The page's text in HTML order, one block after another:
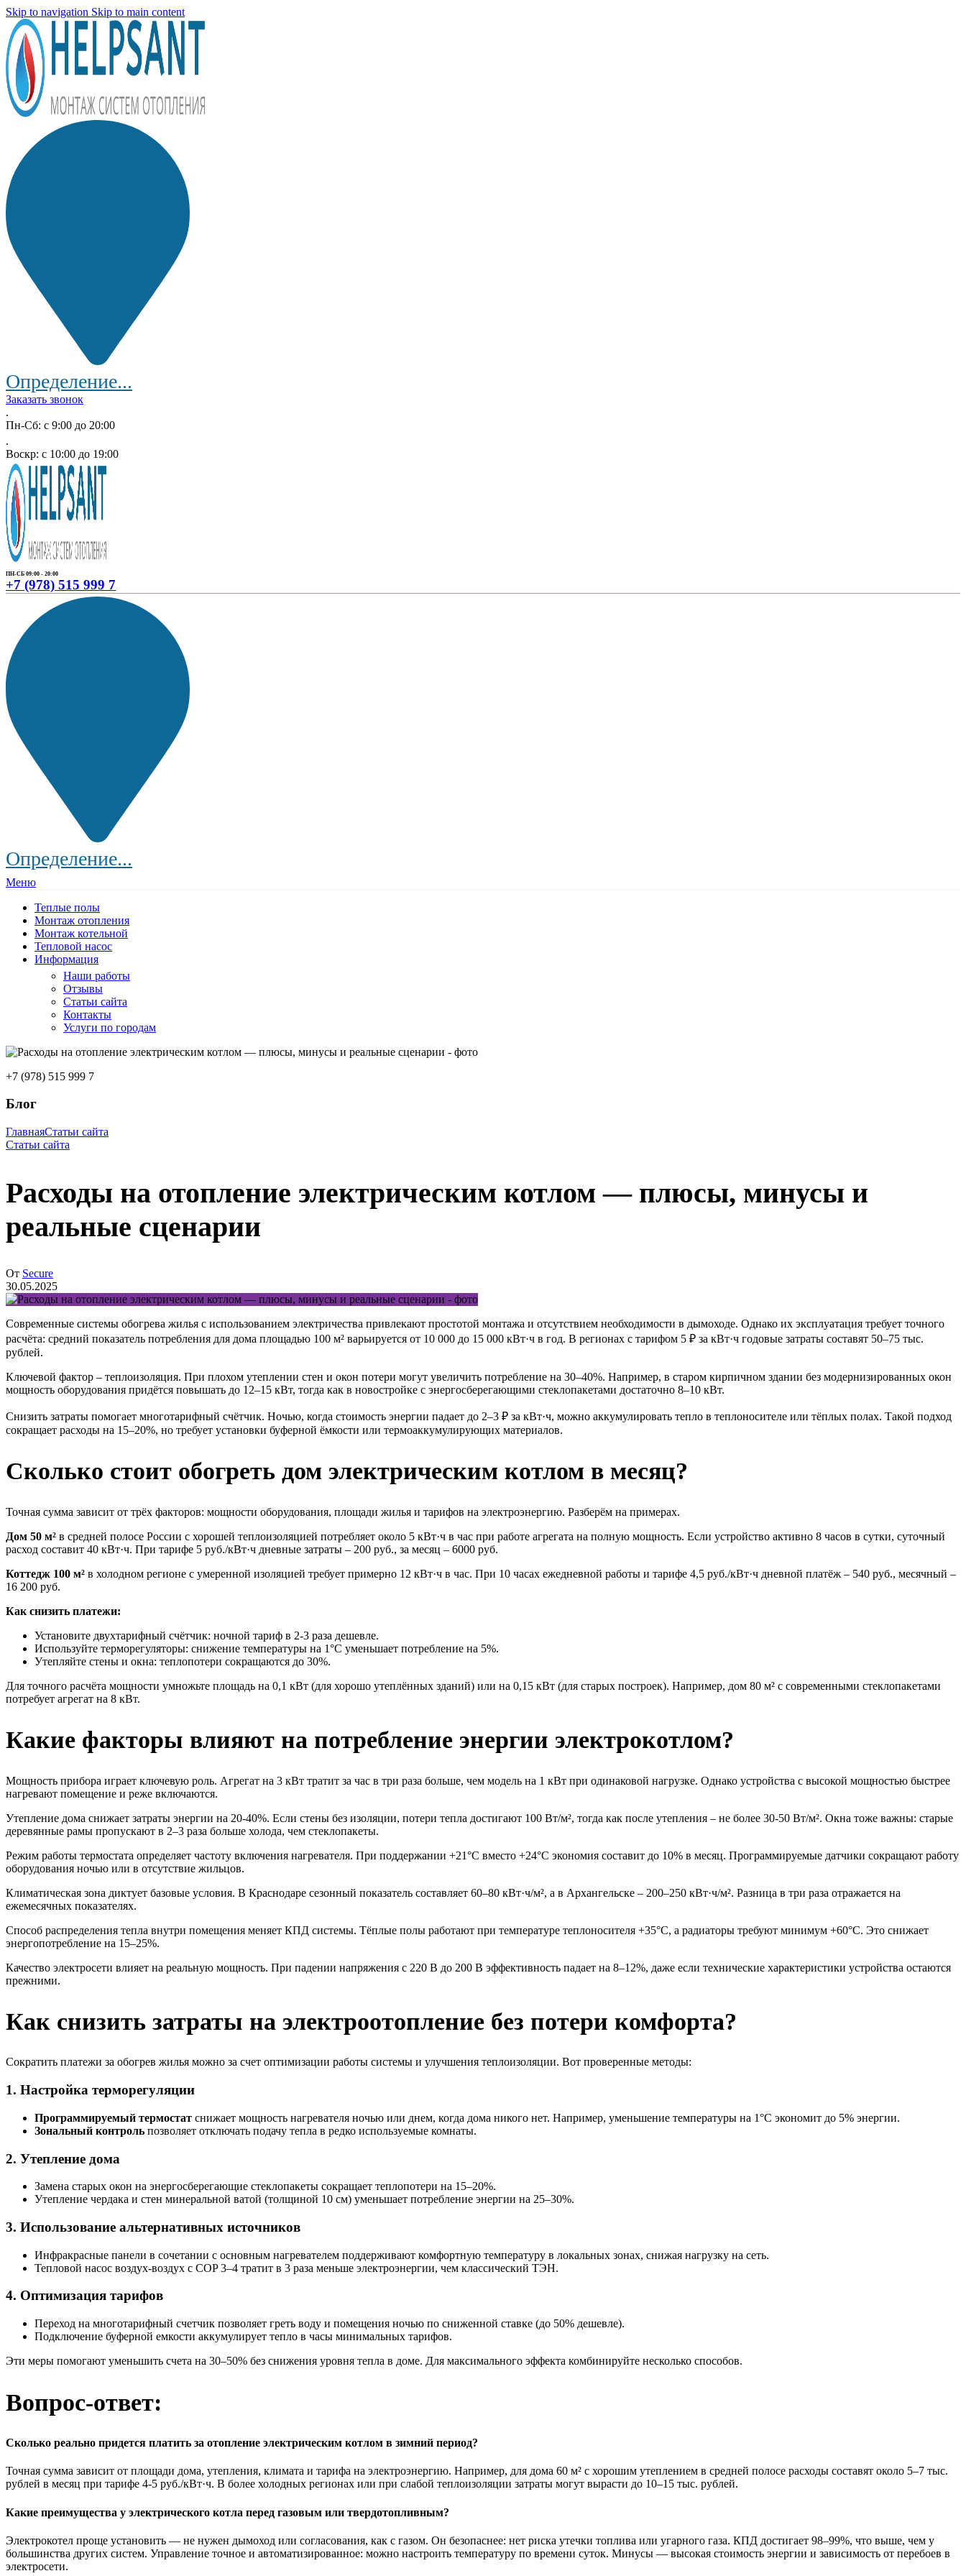
Skip to navigation Skip to main content
Определение...
Заказать звонок
.
Пн-Сб: с 9:00 до 20:00
.
Воскр: с 10:00 до 19:00
ПН-СБ 09:00 - 20:00
+7 (978) 515 999 7
Определение...
Меню
Теплые полы
Монтаж отопления
Монтаж котельной
Тепловой насос
Информация
Наши работы
Отзывы
Статьи сайта
Контакты
Услуги по городам
+7 (978) 515 999 7
Блог
ГлавнаяСтатьи сайта
Статьи сайта
Расходы на отопление электрическим котлом — плюсы, минусы и
реальные сценарии
От Secure
30.05.2025
Современные системы обогрева жилья с использованием электричества привлекают простотой монтажа и отсутствием необходимости в дымоходе. Однако их эксплуатация требует точного
расчёта: средний показатель потребления для дома площадью 100 м² варьируется от 10 000 до 15 000 кВт·ч в год. В регионах с тарифом 5 ₽ за кВт·ч годовые затраты составят 50–75 тыс.
рублей.
Ключевой фактор – теплоизоляция. При плохом утеплении стен и окон потери могут увеличить потребление на 30–40%. Например, в старом кирпичном здании без модернизированных окон
мощность оборудования придётся повышать до 12–15 кВт, тогда как в новостройке с энергосберегающими стеклопакетами достаточно 8–10 кВт.
Снизить затраты помогает многотарифный счётчик. Ночью, когда стоимость энергии падает до 2–3 ₽ за кВт·ч, можно аккумулировать тепло в теплоносителе или тёплых полах. Такой подход
сокращает расходы на 15–20%, но требует установки буферной ёмкости или термоаккумулирующих материалов.
Сколько стоит обогреть дом электрическим котлом в месяц?
Точная сумма зависит от трёх факторов: мощности оборудования, площади жилья и тарифов на электроэнергию. Разберём на примерах.
Дом 50 м² в средней полосе России с хорошей теплоизоляцией потребляет около 5 кВт·ч в час при работе агрегата на полную мощность. Если устройство активно 8 часов в сутки, суточный
расход составит 40 кВт·ч. При тарифе 5 руб./кВт·ч дневные затраты – 200 руб., за месяц – 6000 руб.
Коттедж 100 м² в холодном регионе с умеренной изоляцией требует примерно 12 кВт·ч в час. При 10 часах ежедневной работы и тарифе 4,5 руб./кВт·ч дневной платёж – 540 руб., месячный –
16 200 руб.
Как снизить платежи:
Установите двухтарифный счётчик: ночной тариф в 2-3 раза дешевле.
Используйте терморегуляторы: снижение температуры на 1°C уменьшает потребление на 5%.
Утепляйте стены и окна: теплопотери сокращаются до 30%.
Для точного расчёта мощности умножьте площадь на 0,1 кВт (для хорошо утеплённых зданий) или на 0,15 кВт (для старых построек). Например, дом 80 м² с современными стеклопакетами
потребует агрегат на 8 кВт.
Какие факторы влияют на потребление энергии электрокотлом?
Мощность прибора играет ключевую роль. Агрегат на 3 кВт тратит за час в три раза больше, чем модель на 1 кВт при одинаковой нагрузке. Однако устройства с высокой мощностью быстрее
нагревают помещение и реже включаются.
Утепление дома снижает затраты энергии на 20-40%. Если стены без изоляции, потери тепла достигают 100 Вт/м², тогда как после утепления – не более 30-50 Вт/м². Окна тоже важны: старые
деревянные рамы пропускают в 2–3 раза больше холода, чем стеклопакеты.
Режим работы термостата определяет частоту включения нагревателя. При поддержании +21°C вместо +24°C экономия составит до 10% в месяц. Программируемые датчики сокращают работу
оборудования ночью или в отсутствие жильцов.
Климатическая зона диктует базовые условия. В Краснодаре сезонный показатель составляет 60–80 кВт·ч/м², а в Архангельске – 200–250 кВт·ч/м². Разница в три раза отражается на
ежемесячных показателях.
Способ распределения тепла внутри помещения меняет КПД системы. Тёплые полы работают при температуре теплоносителя +35°C, а радиаторы требуют минимум +60°C. Это снижает
энергопотребление на 15–25%.
Качество электросети влияет на реальную мощность. При падении напряжения с 220 В до 200 В эффективность падает на 8–12%, даже если технические характеристики устройства остаются
прежними.
Как снизить затраты на электроотопление без потери комфорта?
Сократить платежи за обогрев жилья можно за счет оптимизации работы системы и улучшения теплоизоляции. Вот проверенные методы:
1. Настройка терморегуляции
Программируемый термостат снижает мощность нагревателя ночью или днем, когда дома никого нет. Например, уменьшение температуры на 1°C экономит до 5% энергии.
Зональный контроль позволяет отключать подачу тепла в редко используемые комнаты.
2. Утепление дома
Замена старых окон на энергосберегающие стеклопакеты сокращает теплопотери на 15–20%.
Утепление чердака и стен минеральной ватой (толщиной 10 см) уменьшает потребление энергии на 25–30%.
3. Использование альтернативных источников
Инфракрасные панели в сочетании с основным нагревателем поддерживают комфортную температуру в локальных зонах, снижая нагрузку на сеть.
Тепловой насос воздух-воздух с COP 3–4 тратит в 3 раза меньше электроэнергии, чем классический ТЭН.
4. Оптимизация тарифов
Переход на многотарифный счетчик позволяет греть воду и помещения ночью по сниженной ставке (до 50% дешевле).
Подключение буферной емкости аккумулирует тепло в часы минимальных тарифов.
Эти меры помогают уменьшить счета на 30–50% без снижения уровня тепла в доме. Для максимального эффекта комбинируйте несколько способов.
Вопрос-ответ:
Сколько реально придется платить за отопление электрическим котлом в зимний период?
Точная сумма зависит от площади дома, утепления, климата и тарифа на электроэнергию. Например, для дома 60 м² с хорошим утеплением в средней полосе расходы составят около 5–7 тыс.
рублей в месяц при тарифе 4-5 руб./кВт·ч. В более холодных регионах или при слабой теплоизоляции затраты могут вырасти до 10–15 тыс. рублей.
Какие преимущества у электрического котла перед газовым или твердотопливным?
Электрокотел проще установить — не нужен дымоход или согласования, как с газом. Он безопаснее: нет риска утечки топлива или угарного газа. КПД достигает 98–99%, что выше, чем у
большинства других систем. Управление точное и автоматизированное: можно настроить температуру по времени суток. Минусы — высокая стоимость энергии и зависимость от перебоев в
электросети.